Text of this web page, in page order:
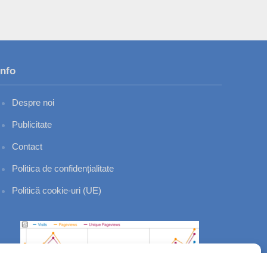
Despre noi
Publicitate
Contact
Politica de confidențialitate
Politică cookie-uri (UE)